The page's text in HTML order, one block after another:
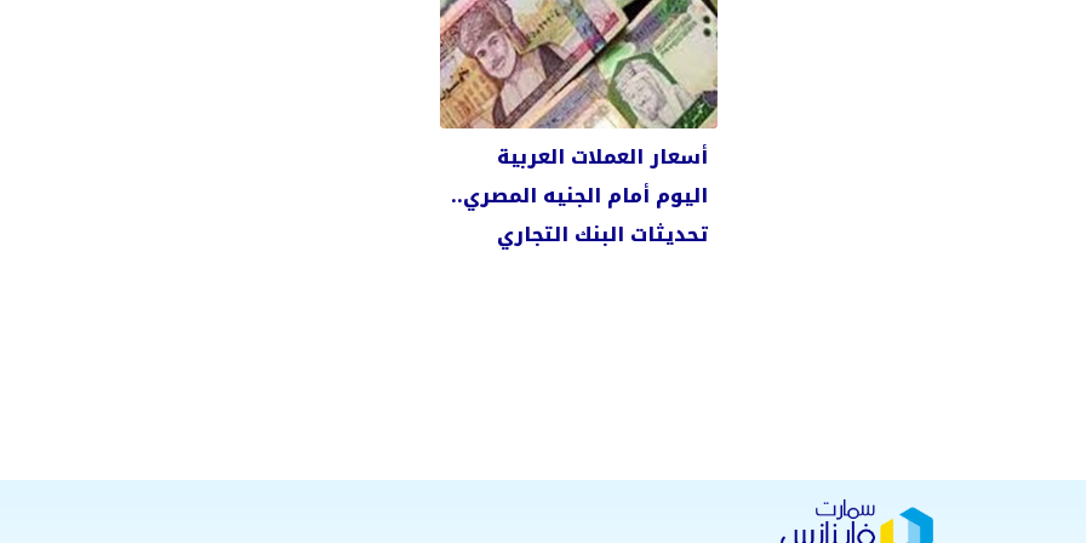
أسعار العملات العربية
اليوم أمام الجنيه المصري..
تحديثات البنك التجاري